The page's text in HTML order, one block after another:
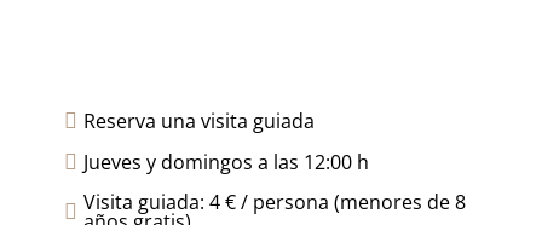
 Reserva una visita guiada
 Jueves y domingos a las 12:00 h
 Visita guiada: 4 € / persona (menores de 8